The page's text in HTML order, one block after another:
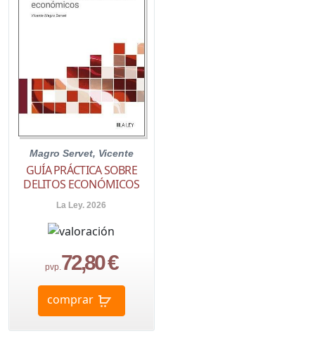
Magro Servet, Vicente
GUÍA PRÁCTICA SOBRE
DELITOS ECONÓMICOS
La Ley. 2026
pvp. 72,80 €
comprar